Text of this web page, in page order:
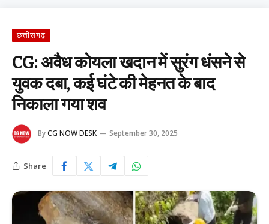
छत्तीसगढ़
CG: अवैध कोयला खदान में सुरंग धंसने से
युवक दबा, कई घंटे की मेहनत के बाद
निकाला गया शव
ByCG NOW DESK September 30, 2025
Share